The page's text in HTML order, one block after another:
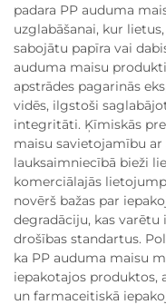
padara PP auduma
uzglabāšanai, kur
sabojātu papīra vai
auduma maisu
apstrādes pagarinās
vidēs, ilgstoši
integritāti. Ķīmiskās
maisu savietojamību
lauksaimniecībā bieži
komerciālajās
novērš bažas par
degradāciju, kas
drošības standartus.
ka PP auduma maisu
iepakotajos produktos,
un farmaceitiskā